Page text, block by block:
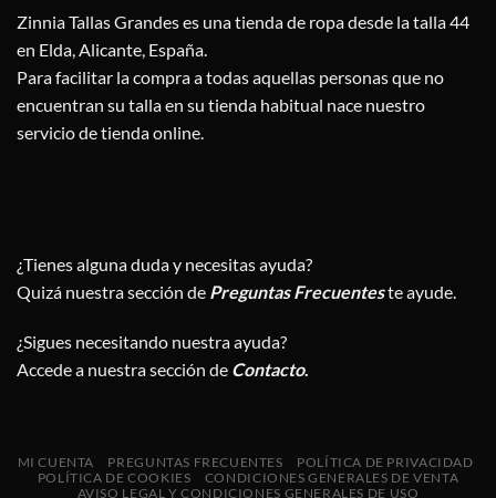
Zinnia Tallas Grandes es una tienda de ropa desde la talla 44
en Elda, Alicante, España.
Para facilitar la compra a todas aquellas personas que no
encuentran su talla en su tienda habitual nace nuestro
servicio de tienda online.
¿Tienes alguna duda y necesitas ayuda?
Quizá nuestra sección de Preguntas Frecuenteste ayude.
¿Sigues necesitando nuestra ayuda?
Accede a nuestra sección de Contacto.
MI CUENTA PREGUNTAS FRECUENTES
POLÍTICA DE PRIVACIDAD
POLÍTICA DE COOKIES
CONDICIONES GENERALES DE VENTA
AVISO LEGAL Y CONDICIONES GENERALES DE USO